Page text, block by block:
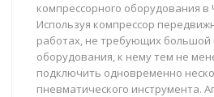
компрессорного оборудования в
Используя компрессор
работах, не требующих большой
оборудования, к нему тем не
подключить одновременно
пневматического инструмента.